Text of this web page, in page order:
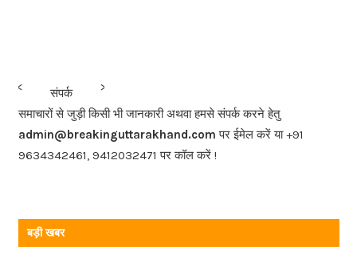
b
o
o
k
<<< संपर्क
>>>
समाचारों से जुड़ी किसी भी जानकारी अथवा हमसे संपर्क करने हेतु
admin@breakinguttarakhand.com पर ईमेल करें या +91
9634342461, 9412032471 पर कॉल करें !
बड़ी खबर